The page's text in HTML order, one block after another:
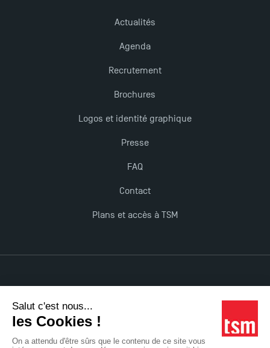
Actualités
Agenda
Recrutement
Brochures
Logos et identité graphique
Presse
FAQ
Contact
Plans et accès à TSM
Accessibilité : non conforme